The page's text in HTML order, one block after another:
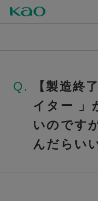
Q.
【製造終
イター 」
いのです
んだらい